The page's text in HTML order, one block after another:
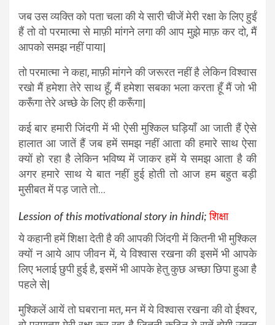
जब उस व्यक्ति को पता चला की ये सारी चीजें मेरी रक्षा के लिए हुईं
हैं तो वो परमात्मा से माफ़ी मांगने लगा की आप मुझे माफ़ कर दो, मैं
आपको समझ नहीं पाया|
तो परमात्मा ने कहा, माफ़ी मांगने की जरूरत नहीं है लेकिन विश्वास
रखो मैं हमेशा तेरे साथ हूँ, मैं हमेशा सबका भला करता हूँ मैं जो भी
करूँगा तेरे अच्छे के लिए ही करूँगा|
कई बार हमारी जिंदगी में भी ऐसी मुश्किल घड़ियाँ आ जाती हैं ऐसे
हालात आ जातें हैं जब हमें समझ नहीं आता की हमारे साथ ऐसा
क्यों हो रहा है लेकिन भविष्य में जाकर हमें ये समझ आता है की
अगर हमारे साथ ये बात नहीं हुई होती तो आज हम बहुत बड़ी
मुसीबत में पड़ जाते तो…
Lession of this motivational story in hindi;शिक्षा
ये कहानी हमें शिक्षा देती है की आपकी जिंदगी में कितनी भी मुश्किल
क्यों न आये आप जीवन में, ये विश्वास रखना की इसमें भी आपके
लिए भलाई छुपी हुई है, इसमें भी आपके हेतु कुछ अच्छा छिपा हुआ है
पहले से|
मुश्किलें आयें तो घबराना मत, मन में ये विश्वास रखना की वो ईश्वर,